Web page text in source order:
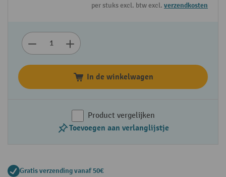
per stuks excl. btw excl. verzendkosten
In de winkelwagen
Product vergelijken
Toevoegen aan verlanglijstje
Gratis verzending vanaf 50€